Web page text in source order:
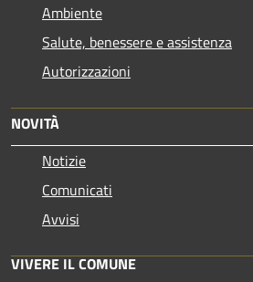
Ambiente
Salute, benessere e assistenza
Autorizzazioni
NOVITÀ
Notizie
Comunicati
Avvisi
VIVERE IL COMUNE